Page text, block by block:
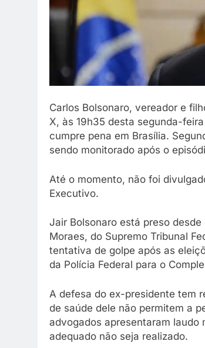
Carlos Bolsonaro, vereador e
X, às 19h35 desta segunda-
cumpre pena em Brasília.
sendo monitorado após o
Até o momento, não foi
Executivo.
Jair Bolsonaro está preso
Moraes, do Supremo Tribunal
tentativa de golpe após as
da Polícia Federal para o
A defesa do ex-presidente tem
de saúde dele não permitem a
advogados apresentaram
adequado não seja realizado.